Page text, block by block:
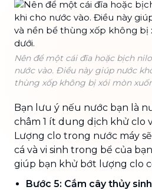
Nên để một cái đĩa hoặc bịch
nước vào. Điều này giúp nước
thùng xốp không bị xói mòn
Bạn lưu ý nếu nước bạn là
châm 1 ít dung dịch khử clo
Lượng clo trong nước máy
cá và vi sinh trong bể của
giúp bạn khử bớt lượng clo
Bước 5: Cắm cây thủy